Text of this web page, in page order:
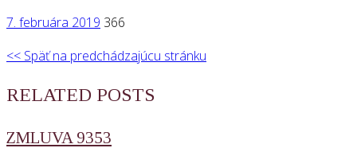
7. februára 2019 366
<< Späť na predchádzajúcu stránku
RELATED POSTS
ZMLUVA 9353